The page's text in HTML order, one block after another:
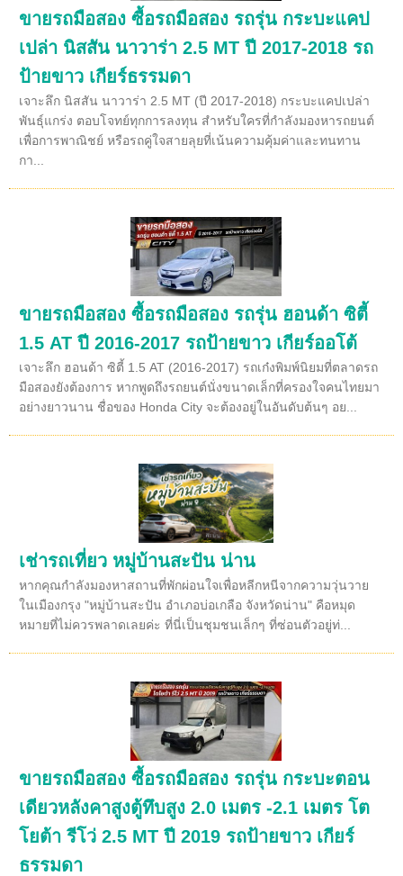
ขายรถมือสอง ซื้อรถมือสอง รถรุ่น กระบะแคป
เปล่า นิสสัน นาวาร่า 2.5 MT ปี 2017-2018 รถ
ป้ายขาว เกียร์ธรรมดา
เจาะลึก นิสสัน นาวาร่า 2.5 MT (ปี 2017-2018) กระบะแคปเปล่า
พันธุ์แกร่ง ตอบโจทย์ทุกการลงทุน สำหรับใครที่กำลังมองหารถยนต์
เพื่อการพาณิชย์ หรือรถคู่ใจสายลุยที่เน้นความคุ้มค่าและทนทาน
กา...
ขายรถมือสอง ซื้อรถมือสอง รถรุ่น ฮอนด้า ซิตี้
1.5 AT ปี 2016-2017 รถป้ายขาว เกียร์ออโต้
เจาะลึก ฮอนด้า ซิตี้ 1.5 AT (2016-2017) รถเก๋งพิมพ์นิยมที่ตลาดรถ
มือสองยังต้องการ หากพูดถึงรถยนต์นั่งขนาดเล็กที่ครองใจคนไทยมา
อย่างยาวนาน ชื่อของ Honda City จะต้องอยู่ในอันดับต้นๆ อย...
เช่ารถเที่ยว หมู่บ้านสะปัน น่าน
หากคุณกำลังมองหาสถานที่พักผ่อนใจเพื่อหลีกหนีจากความวุ่นวาย
ในเมืองกรุง "หมู่บ้านสะปัน อำเภอบ่อเกลือ จังหวัดน่าน" คือหมุด
หมายที่ไม่ควรพลาดเลยค่ะ ที่นี่เป็นชุมชนเล็กๆ ที่ซ่อนตัวอยู่ท่...
ขายรถมือสอง ซื้อรถมือสอง รถรุ่น กระบะตอน
เดียวหลังคาสูงตู้ทึบสูง 2.0 เมตร -2.1 เมตร โต
โยต้า รีโว่ 2.5 MT ปี 2019 รถป้ายขาว เกียร์
ธรรมดา